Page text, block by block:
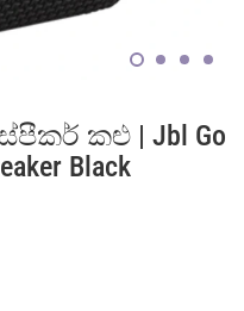
කළු | Jbl Go
Black